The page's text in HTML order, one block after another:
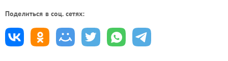
Поделиться в соц. сетях: